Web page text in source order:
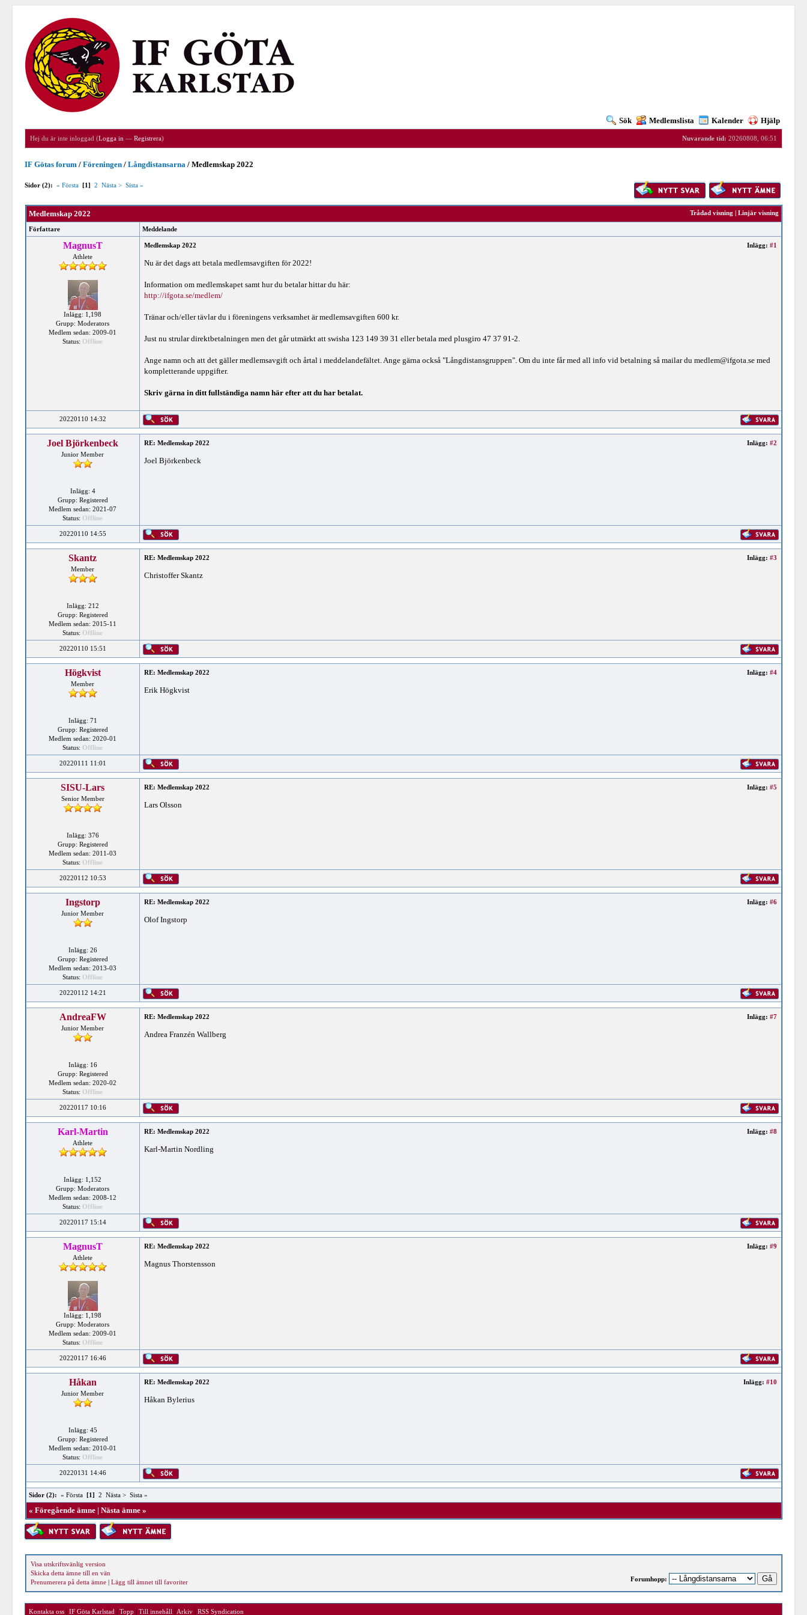
Sök Medlemslista Kalender Hjälp
Nuvarande tid: 20260808, 06:51
Hej du är inte inloggad (Logga in —Registrera)
IF Götas forum /Föreningen /Långdistansarna /Medlemskap 2022
Sidor (2): « Första [1] 2 Nästa > Sista »
Trådad visning | Linjär visning
Medlemskap 2022
Författare Meddelande
MagnusT
Athlete
Inlägg: 1,198
Grupp: Moderators
Medlem sedan: 2009-01
Status: Offline
Inlägg: #1
Medlemskap 2022
Nu är det dags att betala medlemsavgiften för 2022!
Information om medlemskapet samt hur du betalar hittar du här:
http://ifgota.se/medlem/
Tränar och/eller tävlar du i föreningens verksamhet är medlemsavgiften 600 kr.
Just nu strular direktbetalningen men det går utmärkt att swisha 123 149 39 31 eller betala med plusgiro 47 37 91-2.
Ange namn och att det gäller medlemsavgift och årtal i meddelandefältet. Ange gärna också "Långdistansgruppen". Om du inte får med all info vid betalning så mailar du medlem@ifgota.se med
kompletterande uppgifter.
Skriv gärna in ditt fullständiga namn här efter att du har betalat.
20220110 14:32
Joel Björkenbeck
Junior Member
Inlägg: 4
Grupp: Registered
Medlem sedan: 2021-07
Status: Offline
Inlägg: #2
RE: Medlemskap 2022
Joel Björkenbeck
20220110 14:55
Skantz
Member
Inlägg: 212
Grupp: Registered
Medlem sedan: 2015-11
Status: Offline
Inlägg: #3
RE: Medlemskap 2022
Christoffer Skantz
20220110 15:51
Högkvist
Member
Inlägg: 71
Grupp: Registered
Medlem sedan: 2020-01
Status: Offline
Inlägg: #4
RE: Medlemskap 2022
Erik Högkvist
20220111 11:01
SISU-Lars
Senior Member
Inlägg: 376
Grupp: Registered
Medlem sedan: 2011-03
Status: Offline
Inlägg: #5
RE: Medlemskap 2022
Lars Olsson
20220112 10:53
Ingstorp
Junior Member
Inlägg: 26
Grupp: Registered
Medlem sedan: 2013-03
Status: Offline
Inlägg: #6
RE: Medlemskap 2022
Olof Ingstorp
20220112 14:21
AndreaFW
Junior Member
Inlägg: 16
Grupp: Registered
Medlem sedan: 2020-02
Status: Offline
Inlägg: #7
RE: Medlemskap 2022
Andrea Franzén Wallberg
20220117 10:16
Karl-Martin
Athlete
Inlägg: 1,152
Grupp: Moderators
Medlem sedan: 2008-12
Status: Offline
Inlägg: #8
RE: Medlemskap 2022
Karl-Martin Nordling
20220117 15:14
MagnusT
Athlete
Inlägg: 1,198
Grupp: Moderators
Medlem sedan: 2009-01
Status: Offline
Inlägg: #9
RE: Medlemskap 2022
Magnus Thorstensson
20220117 16:46
Håkan
Junior Member
Inlägg: 45
Grupp: Registered
Medlem sedan: 2010-01
Status: Offline
Inlägg: #10
RE: Medlemskap 2022
Håkan Bylerius
20220131 14:46
Sidor (2): « Första [1] 2 Nästa > Sista »
« Föregående ämne| Nästa ämne»
Visa utskriftsvänlig version
Skicka detta ämne till en vän
Prenumerera på detta ämne| Lägg till ämnet till favoriter Forumhopp:
Kontakta oss |IF Göta Karlstad |Topp |Till innehåll | Arkiv |RSS Syndication